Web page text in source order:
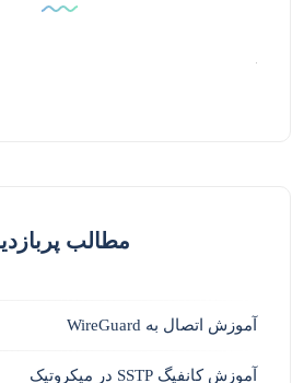
مطالب پربازدید
آموزش اتصال به WireGuard
آموزش کانفیگ SSTP در میکروتیک